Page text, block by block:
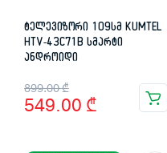
ტელევიზორი 109სმ KUMTEL
HTV-43C71B სმარტი
ანდროიდი
899.00₾
Original
price
549.00 ₾
Current
price